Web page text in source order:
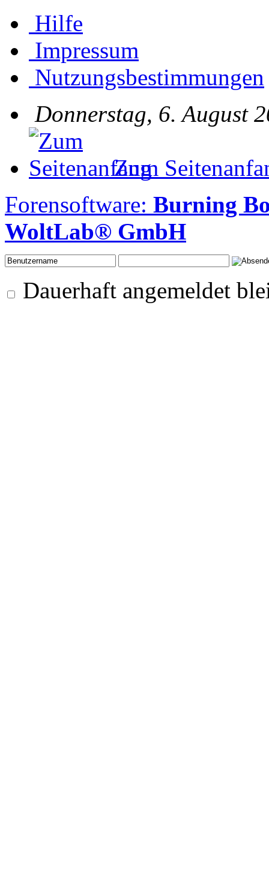
Hilfe
Impressum
Nutzungsbestimmungen
Donnerstag, 6. August
Zum
Forensoftware: Burning
WoltLab® GmbH
Dauerhaft angemeldet